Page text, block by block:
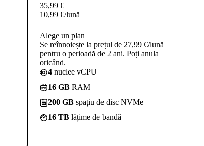
35,99 €
10,99 €/lună
Alege un plan
Se reînnoiește la prețul de 27,99 €/lună
pentru o perioadă de 2 ani. Poți anula
oricând.
4 nuclee vCPU
16 GB RAM
200 GB spațiu de disc NVMe
16 TB lățime de bandă